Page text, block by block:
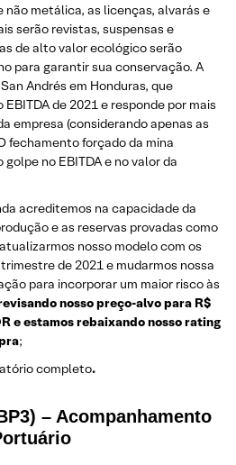
metálica, as licenças, alvarás e
serão revistas, suspensas e
de alto valor ecológico serão
para garantir sua conservação. A
Andrés em Honduras, que
EBITDA de 2021 e responde por mais
empresa (considerando apenas as
fechamento forçado da mina
no EBITDA e no valor da
acreditemos na capacidade da
e as reservas provadas como
nosso modelo com os
de 2021 e mudarmos nossa
para incorporar um maior risco às
nosso preço-alvo para R$
e estamos rebaixando nosso rating
;
completo.
– Acompanhamento